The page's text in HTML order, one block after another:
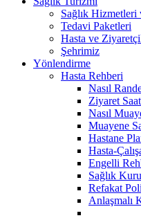
Sağlık
Tedavi Paketleri
Hasta ve
Şehrimiz
Yönlendirme
Hasta Rehberi
Nasıl
Ziyaret
Nasıl
Muayene
Hastane
Hasta-
Engelli
Sağlık
Refakat
Anlaşmalı